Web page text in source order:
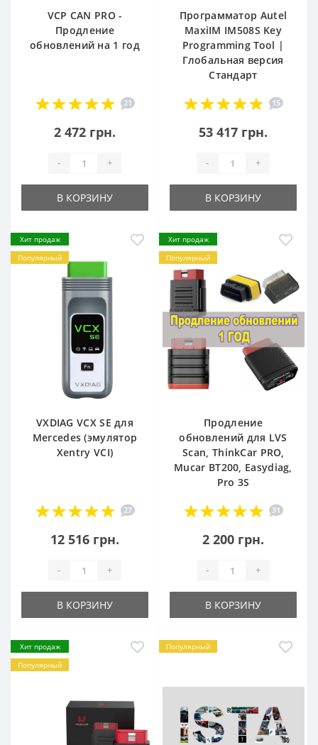
VCP CAN PRO -
Продление
обновлений на 1 год
21
2 472 грн.
- +
В КОРЗИНУ
Программатор Autel
MaxiIM IM508S Key
Programming Tool |
Глобальная версия
Стандарт
15
53 417 грн.
- +
В КОРЗИНУ
Хит продаж
Популярный
VXDIAG VCX SE для
Mercedes (эмулятор
Xentry VCI)
27
12 516 грн.
- +
В КОРЗИНУ
Хит продаж
Популярный
Продление
обновлений для LVS
Scan, ThinkCar PRO,
Mucar BT200, Easydiag,
Pro 3S
31
2 200 грн.
- +
В КОРЗИНУ
Хит продаж
Популярный
Популярный